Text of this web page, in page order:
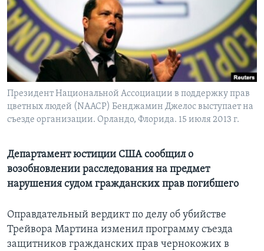
Learning English
СОЦИАЛЬНЫЕ СЕТИ
Языки
Президент Национальной Ассоциации в поддержку прав
цветных людей (NAACP) Бенджамин Джелос выступает на
съезде организации. Орландо, Флорида. 15 июля 2013 г.
Департамент юстиции США сообщил о
возобновлении расследования на предмет
нарушения судом гражданских прав погибшего
Оправдательный вердикт по делу об убийстве
Трейвора Мартина изменил программу съезда
защитников гражданских прав чернокожих в